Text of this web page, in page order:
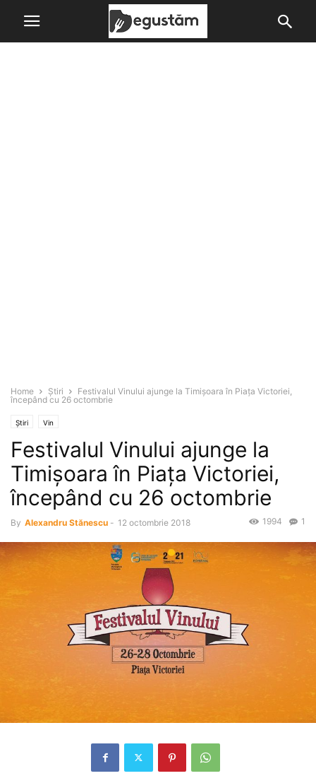
Home Știri
Festivalul Vinului ajunge la Timişoara în Piaţa Victoriei,
începând cu 26 octombrie
Știri Vin
Festivalul Vinului ajunge la
Timişoara în Piaţa Victoriei,
începând cu 26 octombrie
By Alexandru Stănescu - 12 octombrie 2018 1
1994